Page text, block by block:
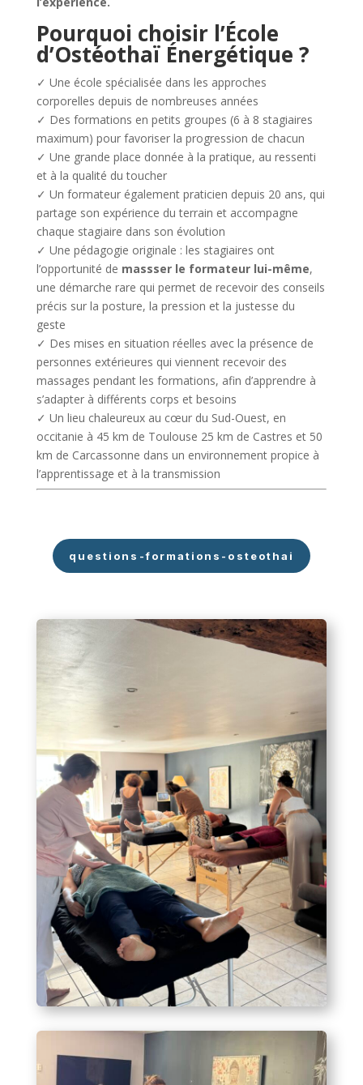
Pourquoi choisir l’École
d’Ostéothaï Énergétique ?
✓ Une école spécialisée dans les approches
corporelles depuis de nombreuses années
✓ Des formations en petits groupes (6 à 8 stagiaires
maximum) pour favoriser la progression de chacun
✓ Une grande place donnée à la pratique, au ressenti
et à la qualité du toucher
✓ Un formateur également praticien depuis 20 ans, qui
partage son expérience du terrain et accompagne
chaque stagiaire dans son évolution
✓ Une pédagogie originale : les stagiaires ont
l’opportunité de massser le formateur lui-même,
une démarche rare qui permet de recevoir des conseils
précis sur la posture, la pression et la justesse du
geste
✓ Des mises en situation réelles avec la présence de
personnes extérieures qui viennent recevoir des
massages pendant les formations, afin d’apprendre à
s’adapter à différents corps et besoins
✓ Un lieu chaleureux au cœur du Sud-Ouest, en
occitanie à 45 km de Toulouse 25 km de Castres et 50
km de Carcassonne dans un environnement propice à
l’apprentissage et à la transmission
questions-formations-osteothai